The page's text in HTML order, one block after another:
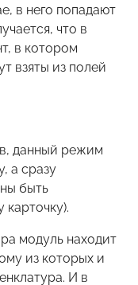
в него попадают
что в
в котором
взяты из полей
данный режим
а сразу
быть
модуль находит
из которых и
И в